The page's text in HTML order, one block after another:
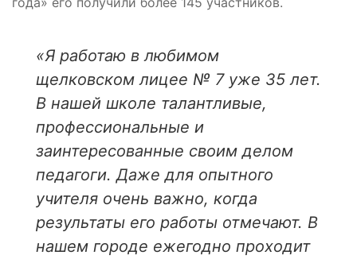
«Я работаю в любимом
щелковском лицее № 7 уже 35 лет.
В нашей школе талантливые,
профессиональные и
заинтересованные своим делом
педагоги. Даже для опытного
учителя очень важно, когда
результаты его работы отмечают. В
нашем городе ежегодно проходит